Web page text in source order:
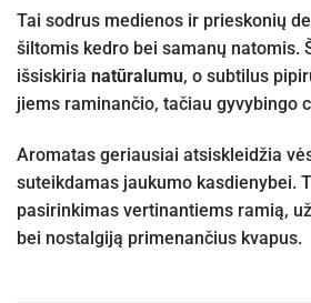
Tai sodrus medienos ir prieskonių
šiltomis kedro bei samanų natomis.
išsiskiria natūralumu, o subtilus
jiems raminančio, tačiau gyvybingo
Aromatas geriausiai atsiskleidžia
suteikdamas jaukumo kasdienybei.
pasirinkimas vertinantiems ramią,
bei nostalgiją primenančius kvapus.